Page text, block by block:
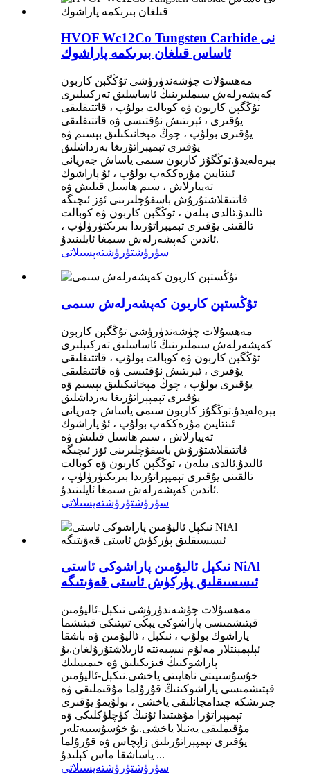
HVOF Wc12Co Tungsten Carbide نى
ئاساس قىلغان بىرىكمە پاراشوك
مەھسۇلات چۈشەندۈرۈشى تۇڭگېن كاربون
كەپشەرلەش سىملىرىنىڭ ئاساسلىق تەركىبلىرى
تۇڭگېن كاربون ۋە كوبالت بولۇپ ، قاتتىقلىقى
يۇقىرى ، ئېرىتىش نۇقتىسى ۋە قاتتىقلىقى
يۇقىرى بولۇپ ، چوڭ مېخانىكىلىق بېسىم ۋە
يۇقىرى تېمپېراتۇرىغا بەرداشلىق
بېرەلەيدۇ.توڭگۇز كاربون سىمى ياساش جەريانى
ئىنتايىن مۇرەككەپ بولۇپ ، ئۇ پاراشوك
تەييارلاش ، سىم ھاسىل قىلىش ۋە
قاتتىقلاشتۇرۇش باسقۇچلىرىنى ئۆز ئىچىگە
ئالىدۇ.ئالدى بىلەن ، توڭگېن كاربون ۋە كوبالت
تالقىنى يۇقىرى تېمپېراتۇرىدا بىرىكتۈرۈلۈپ ،
ئاندىن كەپشەرلەش سىمغا ئايلىنىدۇ.
سۈرۈشتۈرۈشتەپسىلاتى
تۇڭستېن كاربون كەپشەرلەش سىمى
مەھسۇلات چۈشەندۈرۈشى تۇڭگېن كاربون
كەپشەرلەش سىملىرىنىڭ ئاساسلىق تەركىبلىرى
تۇڭگېن كاربون ۋە كوبالت بولۇپ ، قاتتىقلىقى
يۇقىرى ، ئېرىتىش نۇقتىسى ۋە قاتتىقلىقى
يۇقىرى بولۇپ ، چوڭ مېخانىكىلىق بېسىم ۋە
يۇقىرى تېمپېراتۇرىغا بەرداشلىق
بېرەلەيدۇ.توڭگۇز كاربون سىمى ياساش جەريانى
ئىنتايىن مۇرەككەپ بولۇپ ، ئۇ پاراشوك
تەييارلاش ، سىم ھاسىل قىلىش ۋە
قاتتىقلاشتۇرۇش باسقۇچلىرىنى ئۆز ئىچىگە
ئالىدۇ.ئالدى بىلەن ، توڭگېن كاربون ۋە كوبالت
تالقىنى يۇقىرى تېمپېراتۇرىدا بىرىكتۈرۈلۈپ ،
ئاندىن كەپشەرلەش سىمغا ئايلىنىدۇ.
سۈرۈشتۈرۈشتەپسىلاتى
نىكېل ئاليۇمىن پاراشوكى ئاستى NiAl
ئىسسىقلىق پۈركۈش ئاستى قەۋىتىگە
مەھسۇلات چۈشەندۈرۈشى نىكېل-ئاليۇمىن
قېتىشمىسى پاراشوكى يېڭى تىپتىكى قېتىشما
پاراشوك بولۇپ ، نىكېل ، ئاليۇمىن ۋە باشقا
ئېلېمېنتلار مەلۇم نىسبەتتە ئارىلاشتۇرۇلغان.بۇ
پاراشوكنىڭ فىزىكىلىق ۋە خىمىيىلىك
خۇسۇسىيىتى ناھايىتى ياخشى.نىكېل-ئاليۇمىن
قېتىشمىسى پاراشوكىنىڭ قۇرۇلما مۇقىملىقى ۋە
چىرىشكە چىدامچانلىقى ياخشى ، بولۇپمۇ يۇقىرى
تېمپېراتۇرا مۇھىتىدا ئۇنىڭ كۈچلۈكلىكى ۋە
مۇقىملىقى يەنىلا ياخشى.بۇ خۇسۇسىيەتلەر
يۇقىرى تېمپېراتۇرىلىق زاپچاس ۋە قۇرۇلما
ياساشقا ماس كېلىدۇ ...
سۈرۈشتۈرۈشتەپسىلاتى